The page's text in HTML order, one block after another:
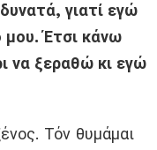
γιατί εγώ
Έτσι κάνω
να ξεραθώ κι εγώ
Τόν θυμάμαι